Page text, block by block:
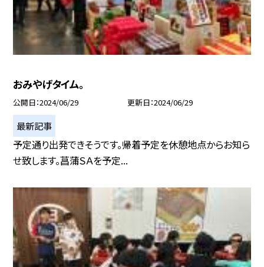
おみやげタイム。
公開日 2024/06/29 更新日 2024/06/29
最新記事
予定通り出発できそうです。帰着予定を休憩地点からお知ら
せ致します。菖蒲ＳＡを予定...